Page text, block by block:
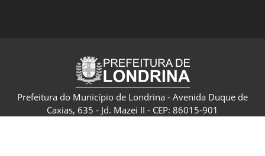
Prefeitura do Município de Londrina - Avenida Duque de
Caxias, 635 - Jd. Mazei II - CEP: 86015-901